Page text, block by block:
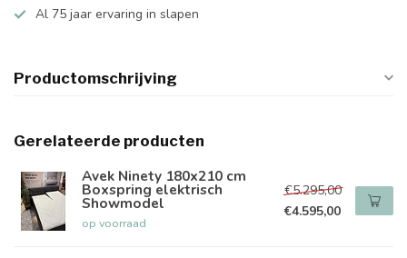
Al 75 jaar ervaring in slapen
Productomschrijving
Gerelateerde producten
Avek Ninety 180x210 cm
Boxspring elektrisch
Showmodel
op voorraad
€5.295,00
€4.595,00